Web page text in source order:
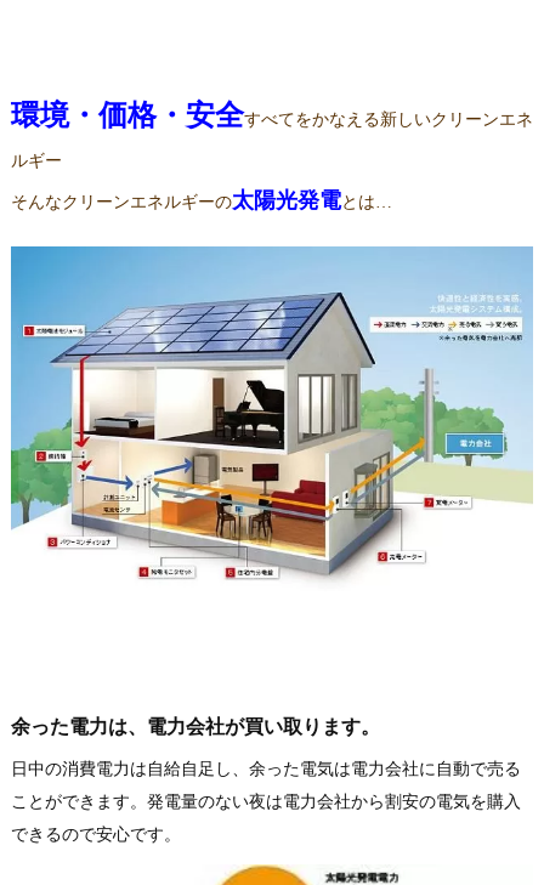
環境・価格・安全すべてをかなえる新しいクリーンエネ
ルギー
そんなクリーンエネルギーの太陽光発電とは…
余った電力は、電力会社が買い取ります。
日中の消費電力は自給自足し、余った電気は電力会社に自動で売る
ことができます。発電量のない夜は電力会社から割安の電気を購入
できるので安心です。